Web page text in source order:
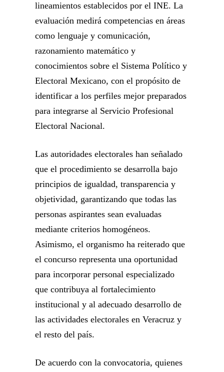
lineamientos establecidos por el INE. La
evaluación medirá competencias en áreas
como lenguaje y comunicación,
razonamiento matemático y
conocimientos sobre el Sistema Político y
Electoral Mexicano, con el propósito de
identificar a los perfiles mejor preparados
para integrarse al Servicio Profesional
Electoral Nacional.
Las autoridades electorales han señalado
que el procedimiento se desarrolla bajo
principios de igualdad, transparencia y
objetividad, garantizando que todas las
personas aspirantes sean evaluadas
mediante criterios homogéneos.
Asimismo, el organismo ha reiterado que
el concurso representa una oportunidad
para incorporar personal especializado
que contribuya al fortalecimiento
institucional y al adecuado desarrollo de
las actividades electorales en Veracruz y
el resto del país.
De acuerdo con la convocatoria, quienes